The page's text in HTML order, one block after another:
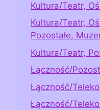
Kultura/Teatr,
Kultura/Teatr,
Pozostałe,
Kultura/Teatr,
Łączność/
Łączność/
Łączność/